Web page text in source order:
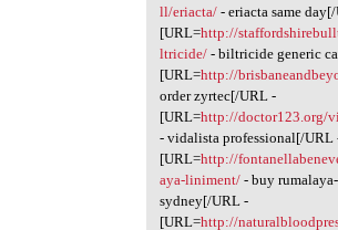
ll/eriacta/- eriacta same
[URL=http://
ltricide/- biltricide generic
[URL=http://
order zyrtec[/URL -
[URL=http://doctor123.org/
- vidalista professional[/URL
[URL=http://
aya-liniment/- buy
sydney[/URL -
[URL=http://